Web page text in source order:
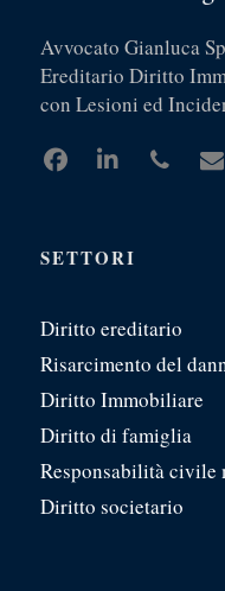
Avvocato Gianluca
Ereditario Diritto
con Lesioni ed
SETTORI
Diritto ereditario
Risarcimento del
Diritto Immobiliare
Diritto di famiglia
Responsabilità civile
Diritto societario